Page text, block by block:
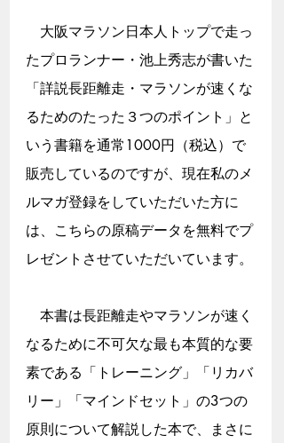
大阪マラソン日本人トップで走っ
たプロランナー・池上秀志が書いた
「詳説長距離走・マラソンが速くな
るためのたった３つのポイント」と
いう書籍を通常1000円（税込）で
販売しているのですが、現在私のメ
ルマガ登録をしていただいた方に
は、こちらの原稿データを無料でプ
レゼントさせていただいています。
本書は長距離走やマラソンが速く
なるために不可欠な最も本質的な要
素である「トレーニング」「リカバ
リー」「マインドセット」の3つの
原則について解説した本で、まさに